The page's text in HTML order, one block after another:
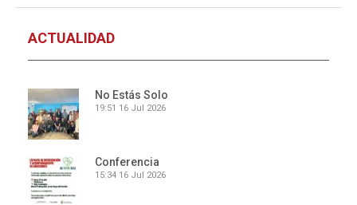
ACTUALIDAD
No Estás Solo
19:51 16 Jul 2026
Conferencia
15:34 16 Jul 2026